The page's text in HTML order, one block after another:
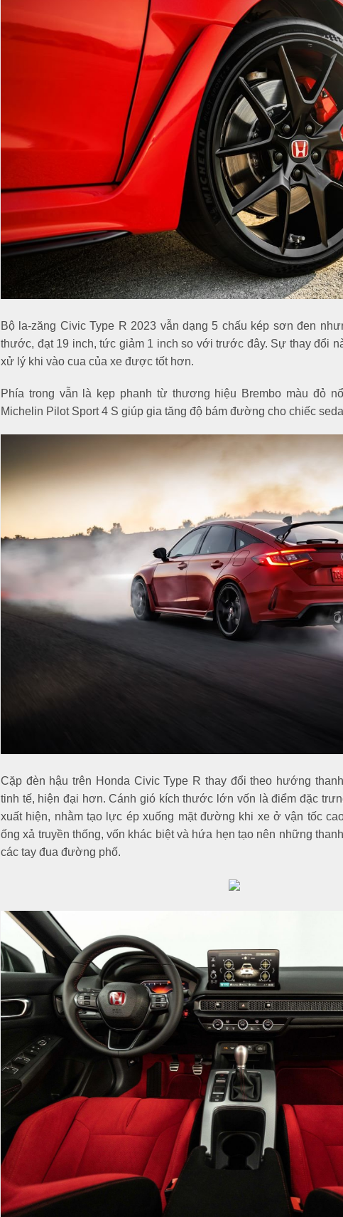
Bộ la-zăng Civic Type R 2023 vẫn dạng 5 chấu kép sơn đen
thước, đạt 19 inch, tức giảm 1 inch so với trước đây. Sự thay đổi
xử lý khi vào cua của xe được tốt hơn.
Phía trong vẫn là kẹp phanh từ thương hiệu Brembo màu đỏ
Michelin Pilot Sport 4 S giúp gia tăng độ bám đường cho chiếc
Cặp đèn hậu trên Honda Civic Type R thay đổi theo hướng
tinh tế, hiện đại hơn. Cánh gió kích thước lớn vốn là điểm đặc
xuất hiện, nhằm tạo lực ép xuống mặt đường khi xe ở vận tốc
ống xả truyền thống, vốn khác biệt và hứa hẹn tạo nên những
các tay đua đường phố.